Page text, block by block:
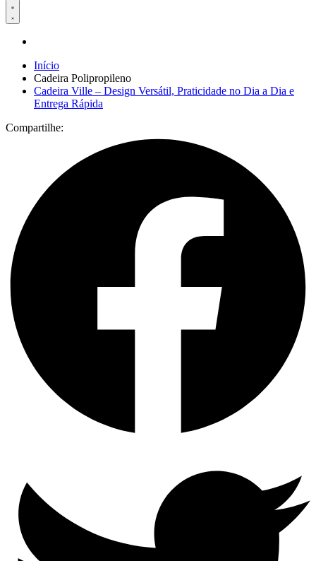
Início
Cadeira Polipropileno
Cadeira Ville – Design Versátil, Praticidade no Dia a Dia e
Entrega Rápida
Compartilhe: